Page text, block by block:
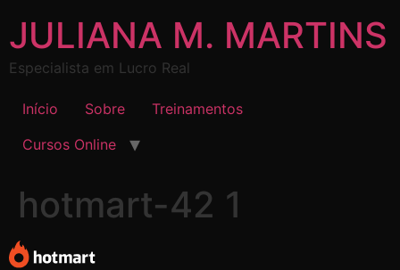
JULIANA M. MARTINS
Especialista em Lucro Real
Início Sobre
Treinamentos
Cursos Online
hotmart-42 1